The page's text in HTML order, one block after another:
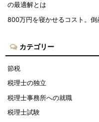
の最適解とは
800万円を寝かせるコスト。
カテゴリー
節税
税理士の独立
税理士事務所への就職
税理士試験